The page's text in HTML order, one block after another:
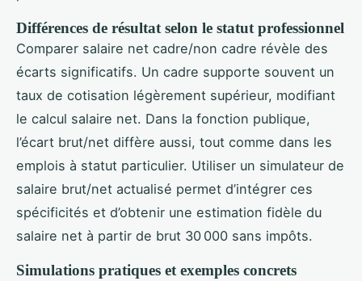
Différences de résultat selon le statut professionnel
Comparer salaire net cadre/non cadre révèle des
écarts significatifs. Un cadre supporte souvent un
taux de cotisation légèrement supérieur, modifiant
le calcul salaire net. Dans la fonction publique,
l’écart brut/net diffère aussi, tout comme dans les
emplois à statut particulier. Utiliser un simulateur de
salaire brut/net actualisé permet d’intégrer ces
spécificités et d’obtenir une estimation fidèle du
salaire net à partir de brut 30 000 sans impôts.
Simulations pratiques et exemples concrets